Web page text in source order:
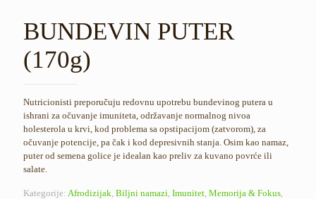
BUNDEVIN PUTER
(170g)
Nutricionisti preporučuju redovnu upotrebu bundevinog putera u
ishrani za očuvanje imuniteta, održavanje normalnog nivoa
holesterola u krvi, kod problema sa opstipacijom (zatvorom), za
očuvanje potencije, pa čak i kod depresivnih stanja. Osim kao namaz,
puter od semena golice je idealan kao preliv za kuvano povrće ili
salate.
Kategorije: Afrodizijak, Biljni namazi, Imunitet, Memorija & Fokus,